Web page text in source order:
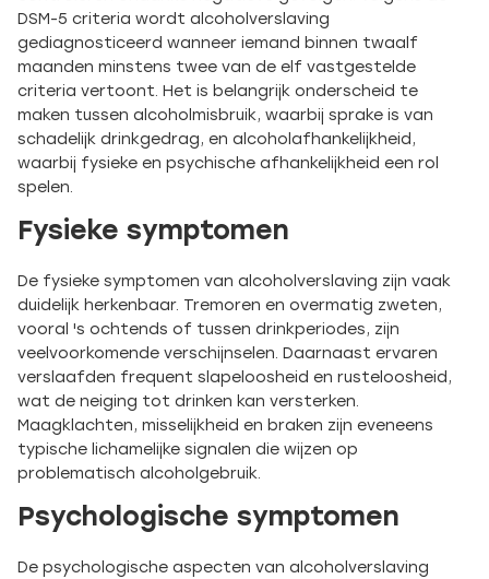
DSM-5 criteria wordt alcoholverslaving
gediagnosticeerd wanneer iemand binnen twaalf
maanden minstens twee van de elf vastgestelde
criteria vertoont. Het is belangrijk onderscheid te
maken tussen alcoholmisbruik, waarbij sprake is van
schadelijk drinkgedrag, en alcoholafhankelijkheid,
waarbij fysieke en psychische afhankelijkheid een rol
spelen.
Fysieke symptomen
De fysieke symptomen van alcoholverslaving zijn vaak
duidelijk herkenbaar. Tremoren en overmatig zweten,
vooral 's ochtends of tussen drinkperiodes, zijn
veelvoorkomende verschijnselen. Daarnaast ervaren
verslaafden frequent slapeloosheid en rusteloosheid,
wat de neiging tot drinken kan versterken.
Maagklachten, misselijkheid en braken zijn eveneens
typische lichamelijke signalen die wijzen op
problematisch alcoholgebruik.
Psychologische symptomen
De psychologische aspecten van alcoholverslaving